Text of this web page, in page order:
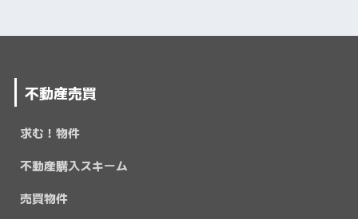
不動産売買
求む！物件
不動産購入スキーム
売買物件